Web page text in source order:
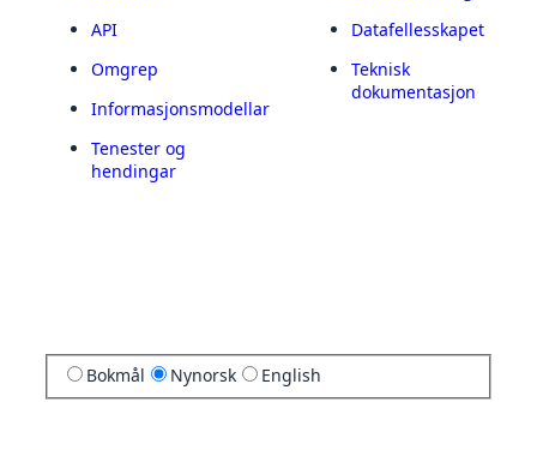
API
Omgrep
Informasjonsmodellar
Tenester og
hendingar
Datafellesskapet
Teknisk
dokumentasjon
Bokmål Nynorsk English